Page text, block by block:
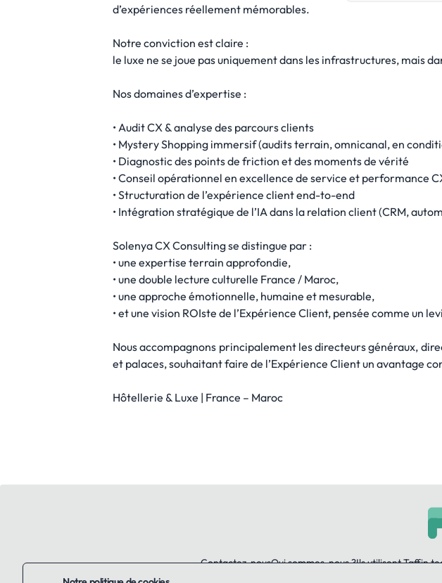
d’expériences réellement mémorables.
Notre conviction est claire :
le luxe ne se joue pas uniquement dans les infrastructures, mais
Nos domaines d’expertise :
• Audit CX & analyse des parcours clients
• Mystery Shopping immersif (audits terrain, omnicanal, en
• Diagnostic des points de friction et des moments de vérité
• Conseil opérationnel en excellence de service et performance
• Structuration de l’expérience client end-to-end
• Intégration stratégique de l’IA dans la relation client (CRM,
Solenya CX Consulting se distingue par :
• une expertise terrain approfondie,
• une double lecture culturelle France / Maroc,
• une approche émotionnelle, humaine et mesurable,
• et une vision ROIste de l’Expérience Client, pensée comme
Nous accompagnons principalement les directeurs généraux,
et palaces, souhaitant faire de l’Expérience Client un avantage
Hôtellerie & Luxe | France – Maroc
Contactez-nousQui sommes-nous ?Ils utilisent